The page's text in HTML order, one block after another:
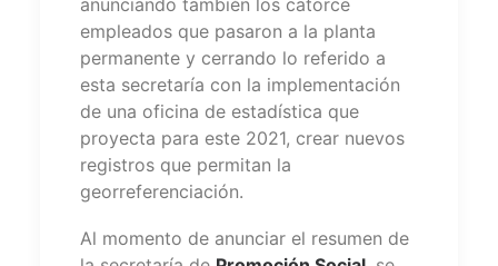
empleados que pasaron a la planta
permanente y cerrando lo referido a
esta secretaría con la implementación
de una oficina de estadística que
proyecta para este 2021, crear nuevos
registros que permitan la
georreferenciación.
Al momento de anunciar el resumen de